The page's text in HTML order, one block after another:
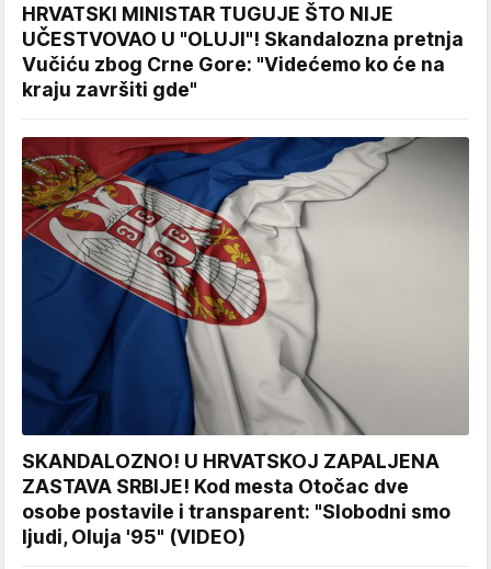
HRVATSKI MINISTAR TUGUJE ŠTO NIJE
UČESTVOVAO U "OLUJI"! Skandalozna pretnja
Vučiću zbog Crne Gore: "Videćemo ko će na
kraju završiti gde"
SKANDALOZNO! U HRVATSKOJ ZAPALJENA
ZASTAVA SRBIJE! Kod mesta Otočac dve
osobe postavile i transparent: "Slobodni smo
ljudi, Oluja '95" (VIDEO)